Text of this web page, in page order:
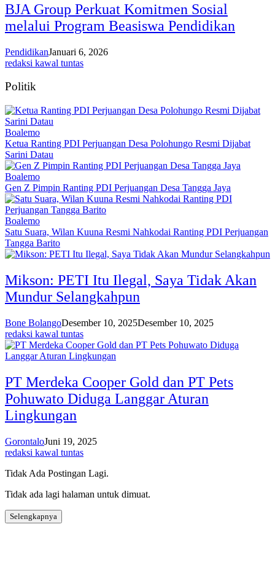
BJA Group Perkuat Komitmen Sosial
melalui Program Beasiswa Pendidikan
PendidikanJanuari 6, 2026
redaksi kawal tuntas
Politik
Boalemo
Ketua Ranting PDI Perjuangan Desa Polohungo Resmi Dijabat
Sarini Datau
Boalemo
Gen Z Pimpin Ranting PDI Perjuangan Desa Tangga Jaya
Boalemo
Satu Suara, Wilan Kuuna Resmi Nahkodai Ranting PDI Perjuangan
Tangga Barito
Mikson: PETI Itu Ilegal, Saya Tidak Akan
Mundur Selangkahpun
Bone BolangoDesember 10, 2025Desember 10, 2025
redaksi kawal tuntas
PT Merdeka Cooper Gold dan PT Pets
Pohuwato Diduga Langgar Aturan
Lingkungan
GorontaloJuni 19, 2025
redaksi kawal tuntas
Tidak Ada Postingan Lagi.
Tidak ada lagi halaman untuk dimuat.
Selengkapnya